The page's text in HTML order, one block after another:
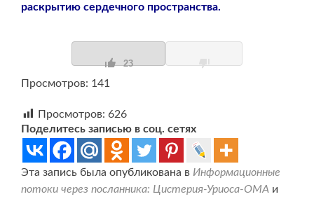
раскрытию сердечного пространства.
23
Просмотров: 141
Просмотров: 626
Поделитесь записью в соц. сетях
Эта запись была опубликована в Информационные
потоки через посланника: Цистерия-Уриоса-ОМА и